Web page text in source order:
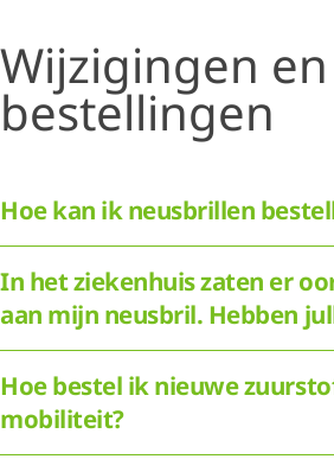
Wijzigingen en
bestellingen
Hoe kan ik neusbrillen
In het ziekenhuis zaten er
aan mijn neusbril. Hebben
Hoe bestel ik nieuwe
mobiliteit?